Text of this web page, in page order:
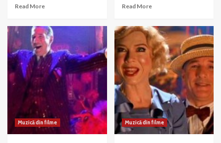
Read MoreRead
Liza
Minnelli
si
Joel
Gray
–
Read MoreRead
Nowadays
–
muzica
si
dans
din
Chicago
Muzică din filme Muzică din filme